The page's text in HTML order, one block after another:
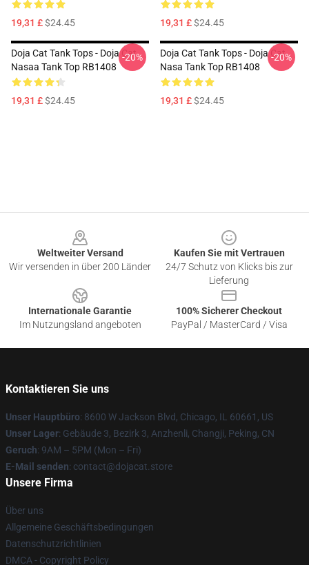
19,31 £$24.45 19,31 £$24.45
Doja Cat Tank Tops - Doja Cat
Nasaa Tank Top RB1408
19,31 £$24.45
-20%
Doja Cat Tank Tops - Doja Cat
Nasa Tank Top RB1408
19,31 £$24.45
-20%
Weltweiter Versand
Wir versenden in über 200 Länder
Kaufen Sie mit Vertrauen
24/7 Schutz von Klicks bis zur
Lieferung
Internationale Garantie
Im Nutzungsland angeboten
100% Sicherer Checkout
PayPal / MasterCard / Visa
Kontaktieren Sie uns
Unser Hauptbüro: 8600 W Jackson Blvd, Chicago, IL 60661, US
Unser Lager: Gebäude 3, Bezirk 3, Anzhenli, Changji, Peking, CN
Geruch: 9AM – 5PM (Mon – Fri)
E-Mail senden: contact@dojacat.store
Unsere Firma
Über uns
Allgemeine Geschäftsbedingungen
Datenschutzrichtlinien
DMCA - Copyright Policy